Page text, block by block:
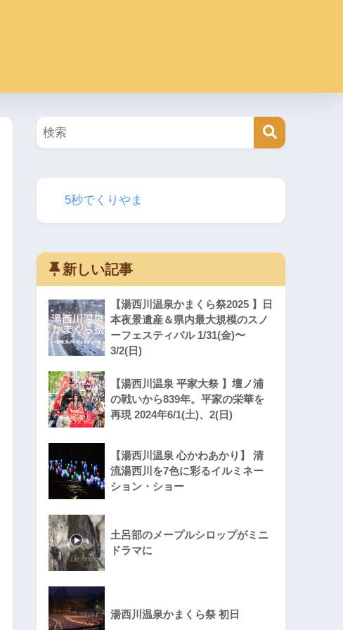
5秒でくりやま
新しい記事
【湯西川温泉かまくら祭2025 】日
本夜景遺産＆県内最大規模のスノ
ーフェスティバル 1/31(金)〜
3/2(日)
【湯西川温泉 平家大祭 】壇ノ浦
の戦いから839年。平家の栄華を
再現 2024年6/1(土)、2(日)
【湯西川温泉 心かわあかり】 清
流湯西川を7色に彩るイルミネー
ション・ショー
土呂部のメープルシロップがミニ
ドラマに
湯西川温泉かまくら祭 初日